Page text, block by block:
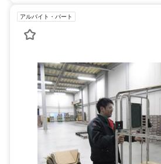
アルバイト・パート